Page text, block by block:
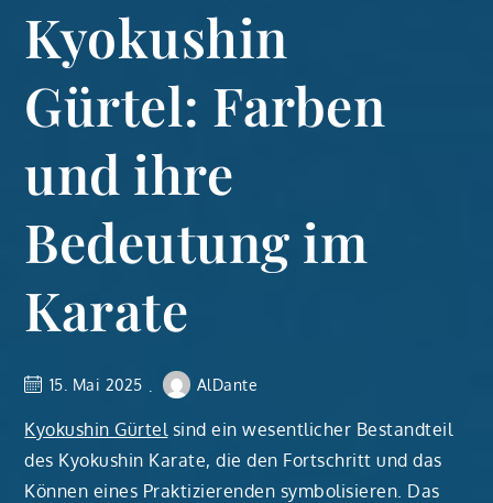
Kyokushin
Gürtel: Farben
und ihre
Bedeutung im
Karate
15. Mai 2025 AlDante
Kyokushin Gürtel sind ein wesentlicher Bestandteil
des Kyokushin Karate, die den Fortschritt und das
Können eines Praktizierenden symbolisieren. Das